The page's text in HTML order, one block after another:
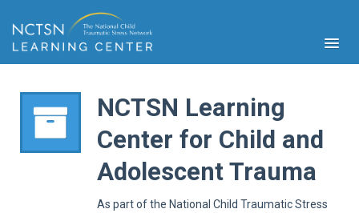
NCTSN Learning
Center for Child and
Adolescent Trauma
As part of the National Child Traumatic Stress